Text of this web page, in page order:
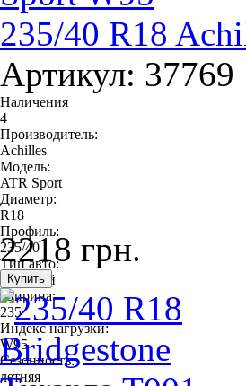
235/40 R18
Артикул: 37769
Наличения
4
Производитель:
Achilles
Модель:
ATR Sport
Диаметр:
R18
Профиль:
235/40
Тип авто:
легковой
Ширина:
235
Индекс нагрузки:
W95
Сезонность:
летняя
2218 грн.